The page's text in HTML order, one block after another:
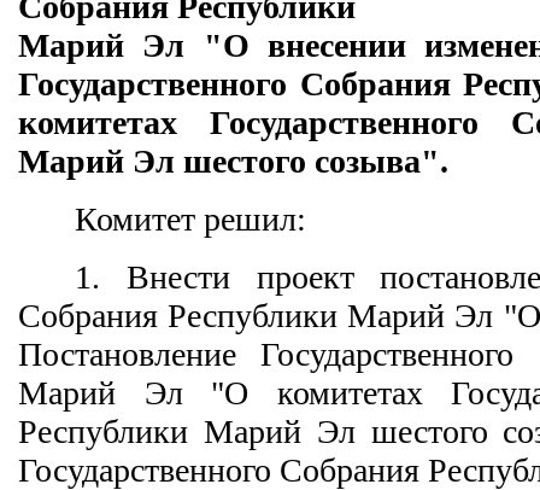
Марий Эл "О внесении
Государственного Собрания
комитетах Государственного
Марий Эл шестого созыва".
Комитет решил:
1. Внести проект
Собрания Республики Марий Эл
Постановление
Марий Эл "О комитетах
Республики Марий Эл шестого
Государственного Собрания